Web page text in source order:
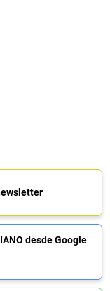
desde Google